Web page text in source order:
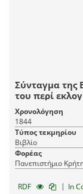
Σύνταγμα της
του περί
Χρονολόγηση
1844
Τύπος τεκμηρίου
Βιβλίο
Φορέας
Πανεπιστήμιο
RDF | In